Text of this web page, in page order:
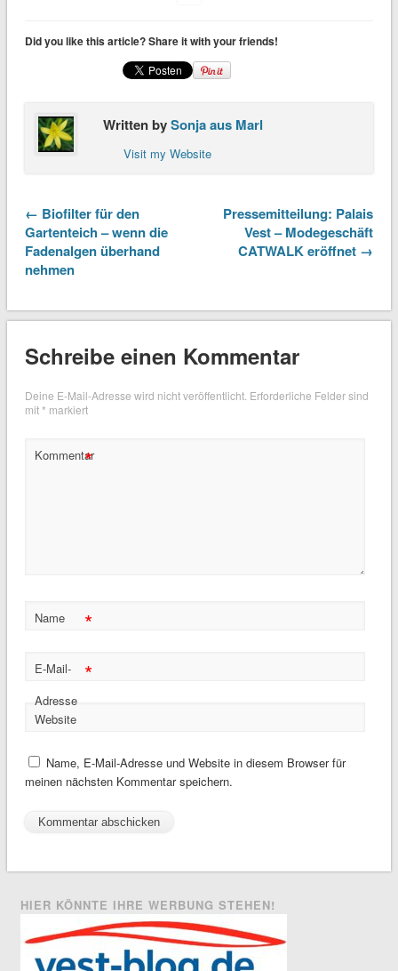
Did you like this article? Share it with your friends!
Written bySonja aus Marl
Visit my Website
← Biofilter für den
Gartenteich – wenn die
Fadenalgen überhand
nehmen
Pressemitteilung: Palais
Vest – Modegeschäft
CATWALK eröffnet →
Schreibe einen Kommentar
Deine E-Mail-Adresse wird nicht veröffentlicht. Erforderliche Felder sind
mit* markiert
Kommentar
*
Name *
E-Mail-
Adresse
*
Website
Name, E-Mail-Adresse und Website in diesem Browser für
meinen nächsten Kommentar speichern.
HIER KÖNNTE IHRE WERBUNG STEHEN!